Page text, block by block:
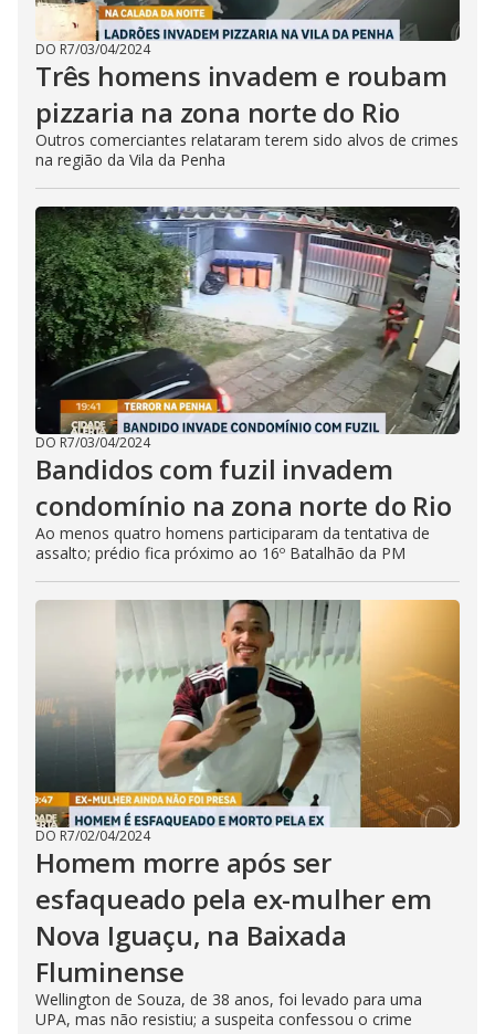
DO R7/03/04/2024
Três homens invadem e roubam
pizzaria na zona norte do Rio
Outros comerciantes relataram terem sido alvos de crimes
na região da Vila da Penha
DO R7/03/04/2024
Bandidos com fuzil invadem
condomínio na zona norte do Rio
Ao menos quatro homens participaram da tentativa de
assalto; prédio fica próximo ao 16º Batalhão da PM
DO R7/02/04/2024
Homem morre após ser
esfaqueado pela ex-mulher em
Nova Iguaçu, na Baixada
Fluminense
Wellington de Souza, de 38 anos, foi levado para uma
UPA, mas não resistiu; a suspeita confessou o crime